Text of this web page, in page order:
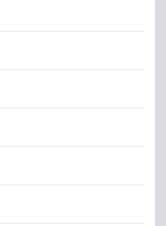
他的眼神就越温柔。他
小青蛇的画像与戏票。
竟是自己年少时的模
他以下犯上笔趣阁最新章
费阅读全文
以下犯上GB免费阅读全